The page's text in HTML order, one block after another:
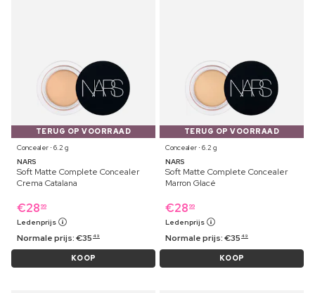
TERUG OP VOORRAAD
Concealer ⋅ 6.2 g
NARS
Soft Matte Complete Concealer
Crema Catalana
€28 99
Ledenprijs
Normale prijs:€35 49
KOOP
TERUG OP VOORRAAD
Concealer ⋅ 6.2 g
NARS
Soft Matte Complete Concealer
Marron Glacé
€28 99
Ledenprijs
Normale prijs:€35 49
KOOP